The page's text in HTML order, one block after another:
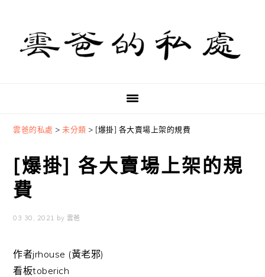
primary
navigation
content
primary
sidebar
雲爸的私處 >未分類 > [爆掛] 各大賣場上架的規費
[爆掛] 各大賣場上架的規
費
03 30, 2021 by 雲爸
作者jrhouse (黃老邪)
看板toberich